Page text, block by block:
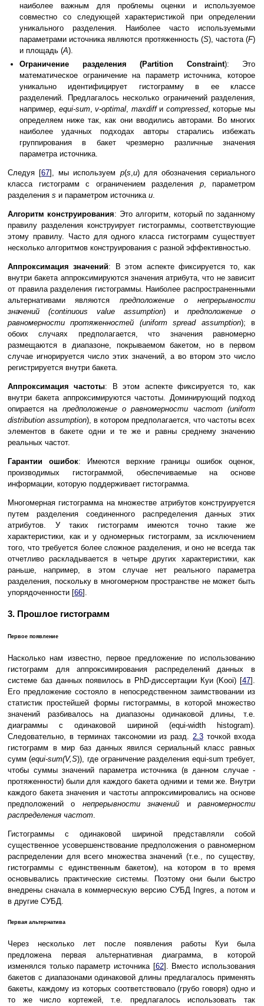
наиболее важным для проблемы оценки и используемое
совместно со следующей характеристикой при определении
уникального разделения. Наиболее часто используемыми
параметрами источника являются протяженность (S), частота (F)
и площадь (A).
Ограничение разделения (Partition Constraint): Это
математическое ограничение на параметр источника, которое
уникально идентифицирует гистограмму в ее классе
разделений. Предлагалось несколько ограничений разделения,
например, equi-sum,v-optimal, maxdiffи compressed, которые мы
определяем ниже так, как они вводились авторами. Во многих
наиболее удачных подходах авторы старались избежать
группирования в бакет чрезмерно различные значения
параметра источника.
Следуя [67], мы используем p(s,u) для обозначения сериального
класса гистограмм с ограничением разделения p, параметром
разделения s и параметром источника u.
Алгоритм конструирования: Это алгоритм, который по заданному
правилу разделения конструирует гистограммы, соответствующие
этому правилу. Часто для одного класса гистограмм существует
несколько алгоритмов конструирования с разной эффективностью.
Аппроксимация значений: В этом аспекте фиксируется то, как
внутри бакета аппроксимируются значения атрибута, что не зависит
от правила разделения гистограммы. Наиболее распространенными
альтернативами являются предположение о непрерывности
значений (continuous value assumption) и предположение о
равномерности протяженностей (uniform spread assumption); в
обоих случаях предполагается, что значения равномерно
размещаются в диапазоне, покрываемом бакетом, но в первом
случае игнорируется число этих значений, а во втором это число
регистрируется внутри бакета.
Аппроксимация частоты: В этом аспекте фиксируется то, как
внутри бакета аппроксимируются частоты. Доминирующий подход
опирается на предположение о равномерности частот (uniform
distribution assumption), в котором предполагается, что частоты всех
элементов в бакете одни и те же и равны среднему значению
реальных частот.
Гарантии ошибок: Имеются верхние границы ошибок оценок,
производимых гистограммой, обеспечиваемые на основе
информации, которую поддерживает гистограмма.
Многомерная гистограмма на множестве атрибутов конструируется
путем разделения соединенного распределения данных этих
атрибутов. У таких гистограмм имеются точно такие же
характеристики, как и у одномерных гистограмм, за исключением
того, что требуется более сложное разделения, и оно не всегда так
отчетливо раскладывается в четыре других характеристики, как
раньше, например, в этом случае нет реального параметра
разделения, поскольку в многомерном пространстве не может быть
упорядоченности [66].
3. Прошлое гистограмм
Первое появление
Насколько нам известно, первое предложение по использованию
гистограмм для аппроксимирования распределений данных в
системе баз данных появилось в PhD-диссертации Куи (Kooi) [47].
Его предложение состояло в непосредственном заимствовании из
статистик простейшей формы гистограммы, в которой множество
значений разбивалось на диапазоны одинаковой длины, т.е.
диаграммы с одинаковой шириной (equi-width histogram).
Следовательно, в терминах таксономии из разд. 2.3 точкой входа
гистограмм в мир баз данных явился сериальный класс равных
сумм (equi-sum(V,S)), где ограничение разделения equi-sum требует,
чтобы суммы значений параметра источника (в данном случае -
протяженности) были для каждого бакета одними и теми же. Внутри
каждого бакета значения и частоты аппроксимировались на основе
предположений о непрерывности значений иравномерности
распределения частот
Гистограммы с одинаковой шириной представляли собой
существенное усовершенствование предположения о равномерном
распределении для всего множества значений (т.е., по существу,
гистограммы с единственным бакетом), на котором в то время
основывались практические системы. Поэтому они были быстро
внедрены сначала в коммерческую версию СУБД Ingres, а потом и
в другие СУБД.
Первая альтернатива
Через несколько лет после появления работы Куи была
предложена первая альтернативная диаграмма, в которой
изменялся только параметр источника [62]. Вместо использования
бакетов с диапазонами одинаковой длины предлагалось применять
бакеты, каждому из которых соответствовало (грубо говоря) одно и
то же число кортежей, т.е. предлагалось использовать так